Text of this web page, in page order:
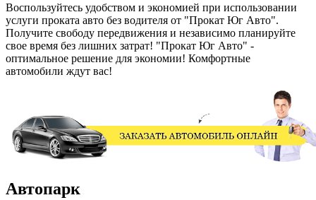
Воспользуйтесь удобством и экономией при использовании
услуги проката авто без водителя от "Прокат Юг Авто".
Получите свободу передвижения и независимо планируйте
свое время без лишних затрат! "Прокат Юг Авто" -
оптимальное решение для экономии! Комфортные
автомобили ждут вас!
Автопарк